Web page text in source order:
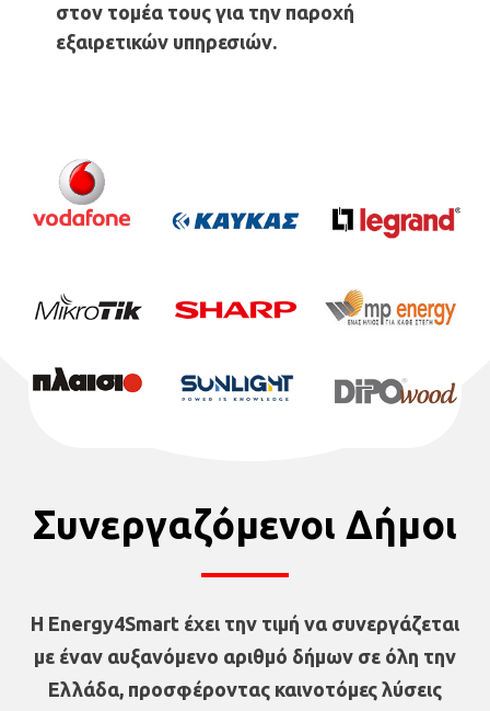
στον τομέα τους για την παροχή
εξαιρετικών υπηρεσιών.
Συνεργαζόμενοι Δήμοι
Η Energy4Smart έχει την τιμή να συνεργάζεται
με έναν αυξανόμενο αριθμό δήμων σε όλη την
Ελλάδα, προσφέροντας καινοτόμες λύσεις